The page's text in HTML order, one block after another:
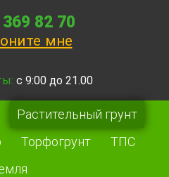
369 82 70
мне
с 9:00 до 21.00
Растительный грунт
Торфогрунт
ТПС